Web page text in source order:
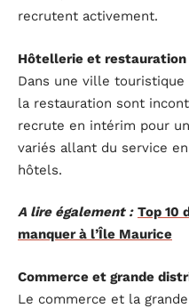
recrutent activement.
Hôtellerie et restauration
Dans une ville
la restauration sont
recrute en intérim pour
variés allant du service
hôtels.
A lire également : Top 10
manquer à l’Île Maurice
Commerce et grande
Le commerce et la